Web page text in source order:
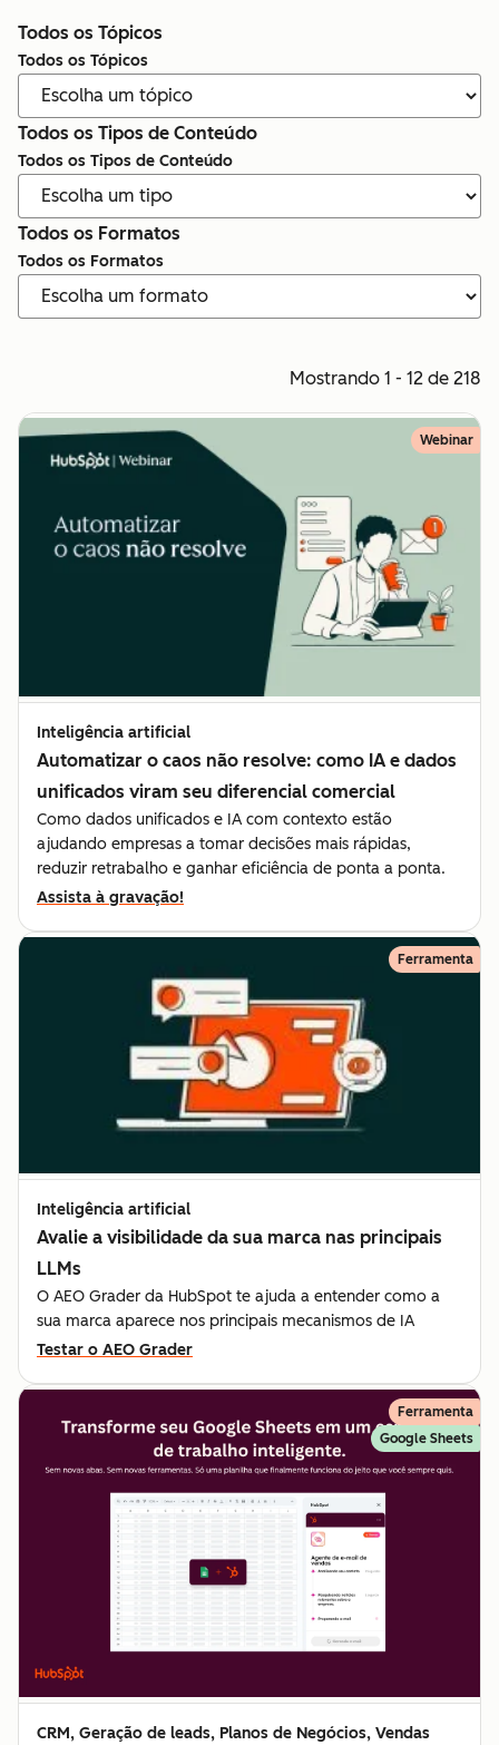
Todos os Tópicos
Todos os Tópicos
Todos os Tipos de Conteúdo
Todos os Tipos de Conteúdo
Todos os Formatos
Todos os Formatos
Mostrando 1 - 12 de 218
Webinar
Inteligência artificial
Automatizar o caos não resolve: como IA e dados
unificados viram seu diferencial comercial
Como dados unificados e IA com contexto estão
ajudando empresas a tomar decisões mais rápidas,
reduzir retrabalho e ganhar eficiência de ponta a ponta.
Assista à gravação!
Ferramenta
Inteligência artificial
Avalie a visibilidade da sua marca nas principais
LLMs
O AEO Grader da HubSpot te ajuda a entender como a
sua marca aparece nos principais mecanismos de IA
Testar o AEO Grader
Ferramenta
Google Sheets
CRM, Geração de leads, Planos de Negócios, Vendas